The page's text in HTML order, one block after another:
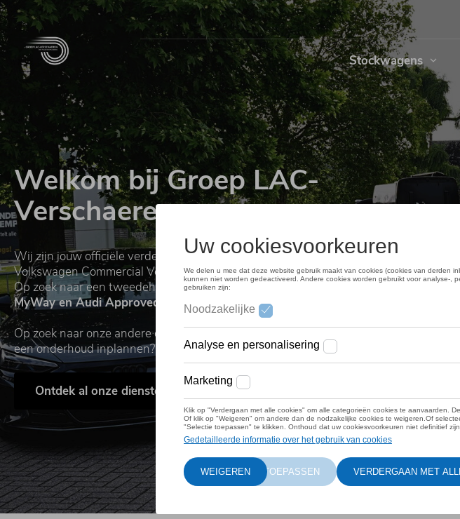
Overslaan
en
naar
de
inhoud
gaan
Stockwagens
Welkom bij Groep LAC-
Verschaeren
Wij zijn jouw officiële verdeler van Volkswagen, Audi, Skoda en
Volkswagen Commercial Vehicles.
Op zoek naar een tweedehandswagen?Ontdek ons aanbod bij
MyWay en Audi Approved :plus.
Op zoek naar onze andere diensten? Zoals Wondercar-carrosserie of
een onderhoud inplannen?
Ontdek al onze diensten